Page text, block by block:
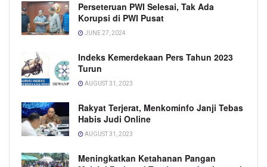
Perseteruan PWI Selesai, Tak Ada
Korupsi di PWI Pusat
JUNE 27, 2024
Indeks Kemerdekaan Pers Tahun 2023
Turun
AUGUST 31, 2023
Rakyat Terjerat, Menkominfo Janji Tebas
Habis Judi Online
AUGUST 31, 2023
Meningkatkan Ketahanan Pangan